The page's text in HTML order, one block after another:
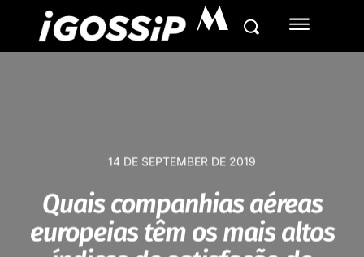
M
14 DE SEPTEMBER DE 2019
Quais companhias aéreas
europeias têm os mais altos